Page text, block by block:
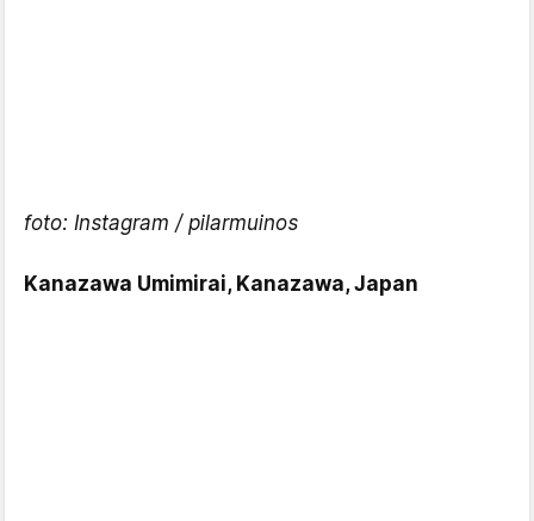
foto: Instagram / pilarmuinos
Kanazawa Umimirai, Kanazawa, Japan